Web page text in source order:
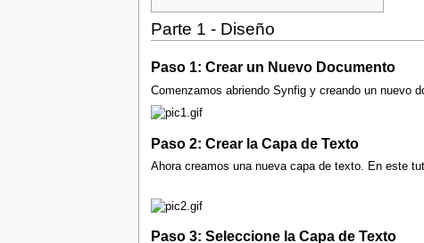
Parte 1 - Diseño
Paso 1: Crear un Nuevo Documento
Comenzamos abriendo Synfig y creando un nuevo
Paso 2: Crear la Capa de Texto
Ahora creamos una nueva capa de texto. En este
Paso 3: Seleccione la Capa de Texto